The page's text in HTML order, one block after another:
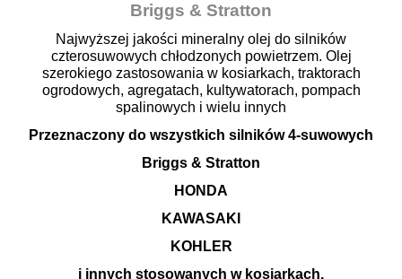
Briggs & Stratton
Najwyższej jakości mineralny olej do silników
czterosuwowych chłodzonych powietrzem. Olej
szerokiego zastosowania w kosiarkach, traktorach
ogrodowych, agregatach, kultywatorach, pompach
spalinowych i wielu innych
Przeznaczony do wszystkich silników 4-suwowych
Briggs & Stratton
HONDA
KAWASAKI
KOHLER
i innych stosowanych w kosiarkach,